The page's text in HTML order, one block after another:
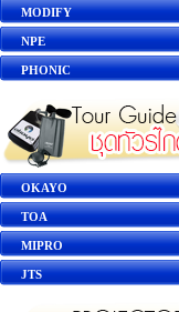
MODIFY
NPE
PHONIC
OKAYO
TOA
MIPRO
JTS